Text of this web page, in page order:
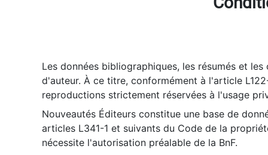
Les données bibliographiques, les résumés et
d'auteur. À ce titre, conformément à l'article
reproductions strictement réservées à l'usage
Nouveautés Éditeurs constitue une base de
articles L341-1 et suivants du Code de la
nécessite l'autorisation préalable de la BnF.